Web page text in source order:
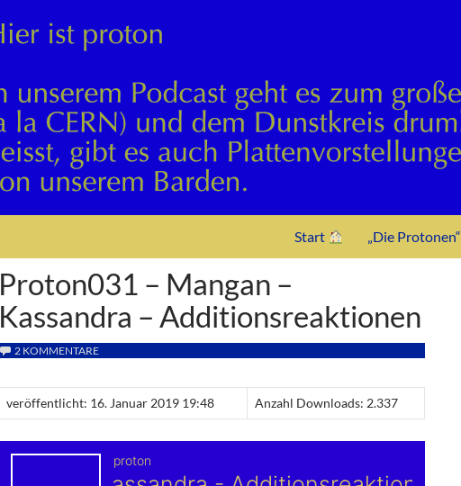
Start „Die Protonen“
Proton031 – Mangan –
Kassandra – Additionsreaktionen
2 KOMMENTARE
veröffentlicht: 16. Januar 2019 19:48 Anzahl Downloads: 2.337